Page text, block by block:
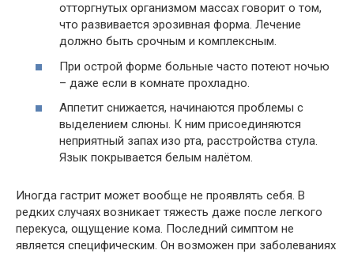
отторгнутых организмом массах говорит о том,
что развивается эрозивная форма. Лечение
должно быть срочным и комплексным.
При острой форме больные часто потеют ночью
– даже если в комнате прохладно.
Аппетит снижается, начинаются проблемы с
выделением слюны. К ним присоединяются
неприятный запах изо рта, расстройства стула.
Язык покрывается белым налётом.
Иногда гастрит может вообще не проявлять себя. В
редких случаях возникает тяжесть даже после легкого
перекуса, ощущение кома. Последний симптом не
является специфическим. Он возможен при заболеваниях